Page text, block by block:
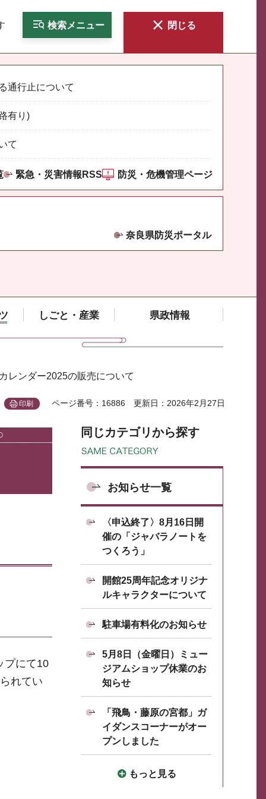
検索メニュー 閉じる
通行止について
有り)
て
緊急・災害情報RSS 防災・危機管理ページ
奈良県防災ポータル
しごと・産業 県政情報
レンダー2025の販売について
印刷 ページ番号：16886 更新日：2026年2月27日
プにて10
れてい
同じカテゴリから探す
お知らせ一覧
〈申込終了〉8月16日開
催の「ジャバラノートを
つくろう」
開館25周年記念オリジナ
ルキャラクターについて
駐車場有料化のお知らせ
5月8日（金曜日）ミュー
ジアムショップ休業のお
知らせ
「飛鳥・藤原の宮都」ガ
イダンスコーナーがオー
プンしました
もっと見る